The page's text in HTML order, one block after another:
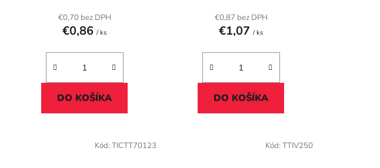
€0,70 bez DPH
€0,86/ ks
DO KOŠÍKA
€0,87 bez DPH
€1,07/ ks
DO KOŠÍKA
Kód: TICTT70123 Kód: TTIV250